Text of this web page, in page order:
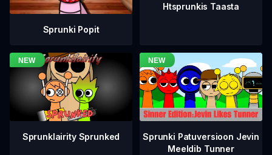
Sprunki Popit
Htsprunkis Taasta
Sprunklairity Sprunked
Sprunki Patuversioon Jevin
Meeldib Tunner